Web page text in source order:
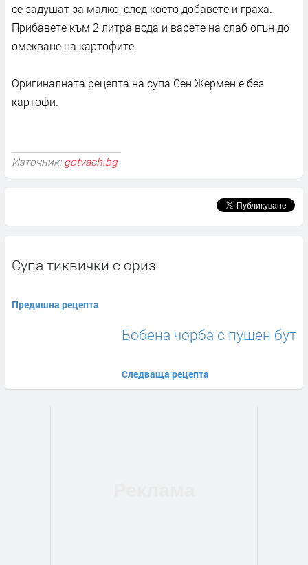
се задушат за малко, след което добавете и граха.
Прибавете към 2 литра вода и варете на слаб огън до
омекване на картофите.
Оригиналната рецепта на супа Сен Жермен е без
картофи.
Източник: gotvach.bg
Супа тиквички с ориз
Предишна рецепта
Бобена чорба с пушен бут
Следваща рецепта